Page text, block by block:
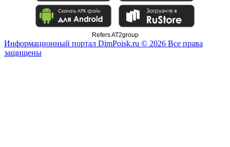
Refers AT2group
Информационный портал DimPoisk.ru © 2026 Все права
защищены